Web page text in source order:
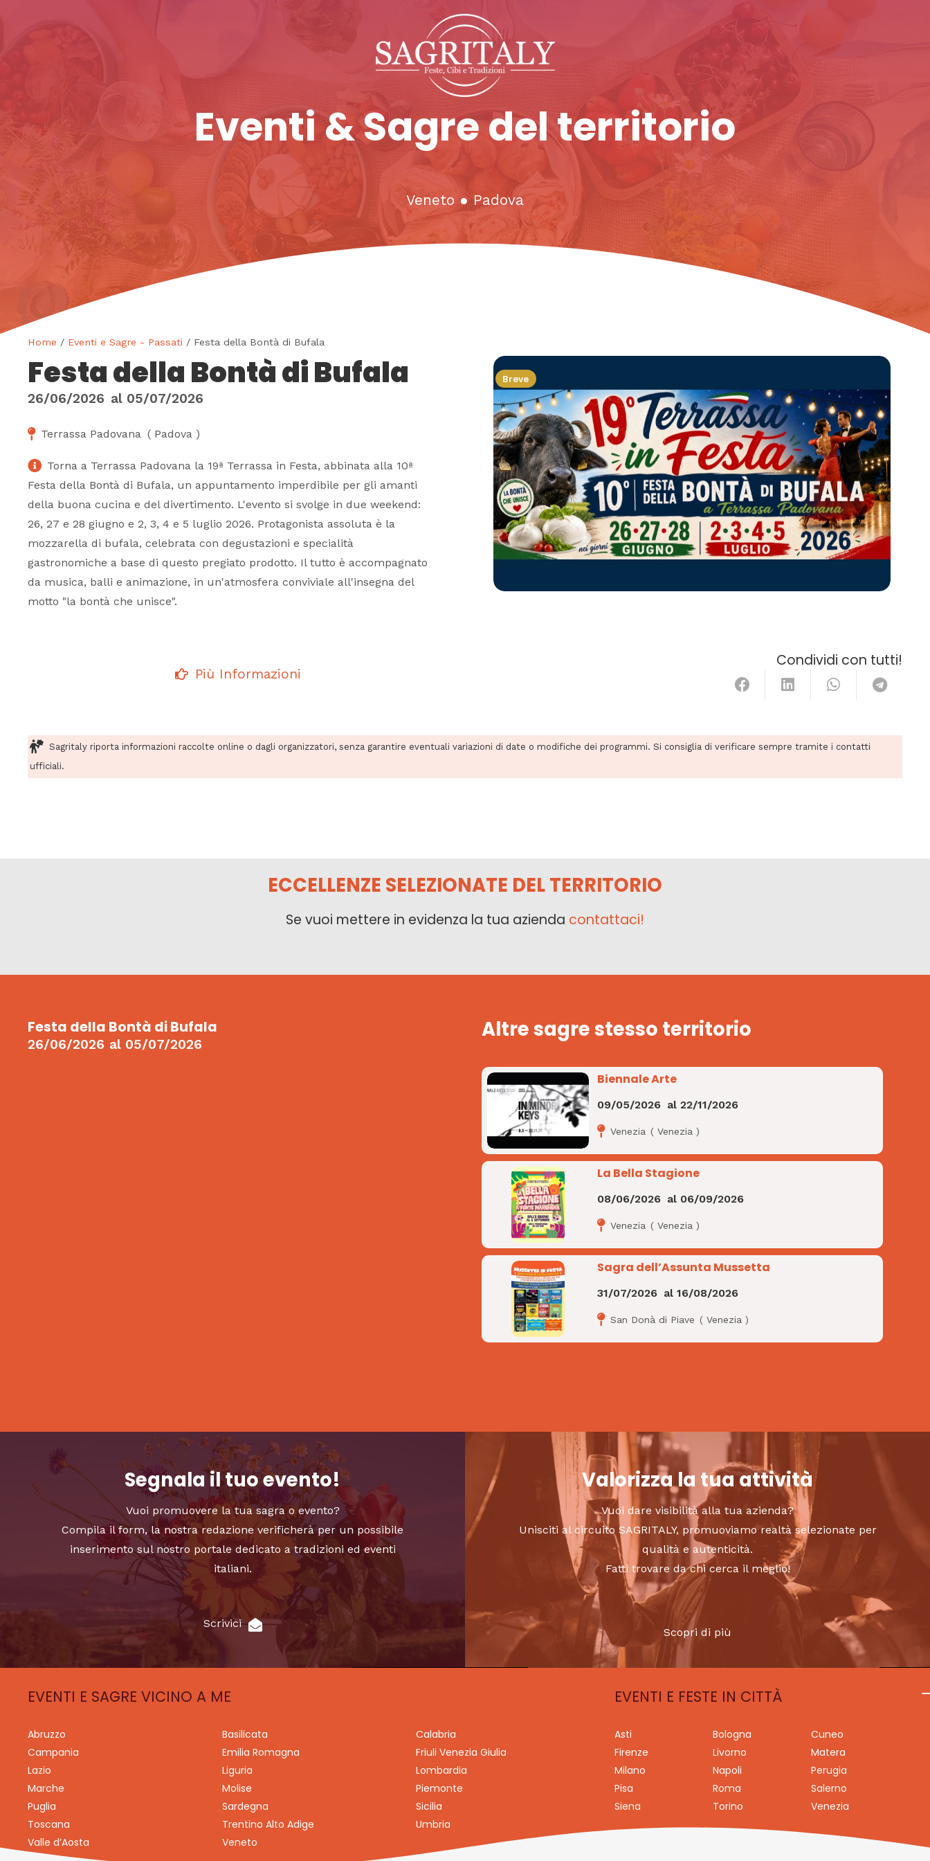
Eventi & Sagre del territorio
Veneto ●Padova
Home / Eventi e Sagre - Passati / Festa della Bontà di Bufala
Festa della Bontà di Bufala
26/06/2026 al 05/07/2026
Terrassa Padovana ( Padova )
Torna a Terrassa Padovana la 19ª Terrassa in Festa, abbinata alla 10ª
Festa della Bontà di Bufala, un appuntamento imperdibile per gli amanti
della buona cucina e del divertimento. L'evento si svolge in due weekend:
26, 27 e 28 giugno e 2, 3, 4 e 5 luglio 2026. Protagonista assoluta è la
mozzarella di bufala, celebrata con degustazioni e specialità
gastronomiche a base di questo pregiato prodotto. Il tutto è accompagnato
da musica, balli e animazione, in un'atmosfera conviviale all'insegna del
motto "la bontà che unisce".
Breve
Più Informazioni
Condividi con tutti!
Sagritaly riporta informazioni raccolte online o dagli organizzatori, senza garantire eventuali variazioni di date o modifiche dei programmi. Si consiglia di verificare sempre tramite i contatti
ufficiali.
ECCELLENZE SELEZIONATE DEL TERRITORIO
Se vuoi mettere in evidenza la tua azienda contattaci!
Festa della Bontà di Bufala
26/06/2026 al 05/07/2026
Altre sagre stesso territorio
Biennale Arte
09/05/2026 al22/11/2026
Venezia (Venezia )
La Bella Stagione
08/06/2026 al 06/09/2026
Venezia (Venezia )
Sagra dell’Assunta Mussetta
31/07/2026 al16/08/2026
San Donà di Piave (Venezia )
Segnala il tuo evento!
Vuoi promuovere la tua sagra o evento?
Compila il form, la nostra redazione verificherà per un possibile
inserimento sul nostro portale dedicato a tradizioni ed eventi
italiani.
Scrivici
Valorizza la tua attività
Vuoi dare visibilità alla tua azienda?
Unisciti al circuito SAGRITALY, promuoviamo realtà selezionate per
qualità e autenticità.
Fatti trovare da chi cerca il meglio!
Scopri di più
EVENTI E SAGRE VICINO A ME
Abruzzo Basilicata
Calabria
Campania
Emilia Romagna
Friuli Venezia Giulia
Lazio
Liguria
Lombardia
Marche
Molise
Piemonte
Puglia
Sardegna
Sicilia
Toscana
Trentino Alto Adige
Umbria
Valle d’Aosta
Veneto
EVENTI E FESTE IN CITTÀ
Asti Bologna
Cuneo
Firenze
Livorno
Matera
Milano
Napoli
Perugia
Pisa
Roma
Salerno
Siena
Torino Venezia